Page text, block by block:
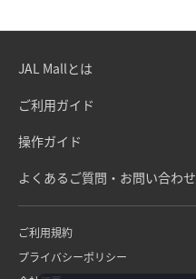
JAL Mallとは
ご利用ガイド
操作ガイド
よくあるご質問・お問い合わせ
ご利用規約
プライバシーポリシー